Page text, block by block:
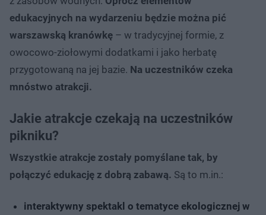
edukacyjnych na wydarzeniu będzie można pić
warszawską kranówkę – w tradycyjnej formie, z
owocowo-ziołowymi dodatkami i jako herbatę
przygotowaną na jej bazie. Na uczestników czeka
mnóstwo atrakcji.
Jakie atrakcje czekają na uczestników
pikniku?
Wszystkie atrakcje zostały pomyślane tak, by
połączyć edukację z dobrą zabawą. Są to m.in.:
interaktywny spektakl o tematyce ekologicznej w